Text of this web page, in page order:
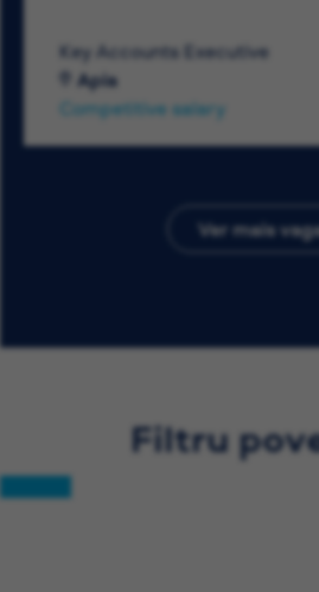
Key Accounts Executive
Apia
Competitive salary
Ver mais
Filtru